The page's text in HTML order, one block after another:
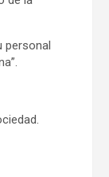
personal